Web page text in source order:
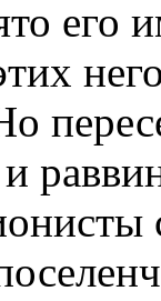
его
и